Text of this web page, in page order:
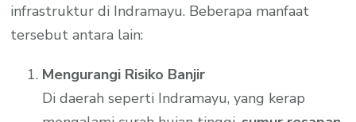
infrastruktur di Indramayu. Beberapa manfaat
tersebut antara lain:
Mengurangi Risiko Banjir
Di daerah seperti Indramayu, yang kerap